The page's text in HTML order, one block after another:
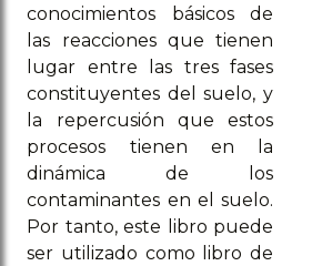
conocimientos básicos de
las reacciones que tienen
lugar entre las tres fases
constituyentes del suelo, y
la repercusión que estos
procesos tienen en la
dinámica de los
contaminantes en el suelo.
Por tanto, este libro puede
ser utilizado como libro de